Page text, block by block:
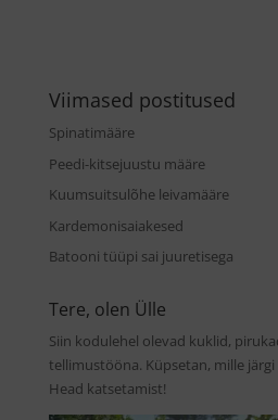
Viimased postitused
Spinatimääre
Peedi-kitsejuustu määre
Kuumsuitsulõhe leivamääre
Kardemonisaiakesed
Batooni tüüpi sai juuretisega
Tere, olen Ülle
Siin kodulehel olevad kuklid,
tellimustööna. Küpsetan, mille järgi
Head katsetamist!